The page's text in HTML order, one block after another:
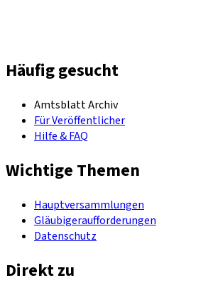
Häufig gesucht
Amtsblatt Archiv
Für Veröffentlicher
Hilfe & FAQ
Wichtige Themen
Hauptversammlungen
Gläubigeraufforderungen
Datenschutz
Direkt zu